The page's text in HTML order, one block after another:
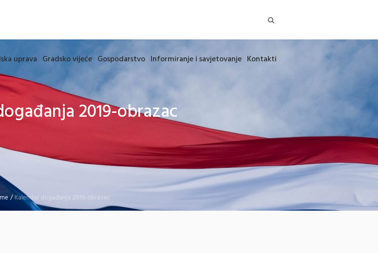
uprava Gradsko vijeće Gospodarstvo Informiranje i savjetovanje Kontakti
2019-obrazac
/Kalendar događanja 2019-obrazac